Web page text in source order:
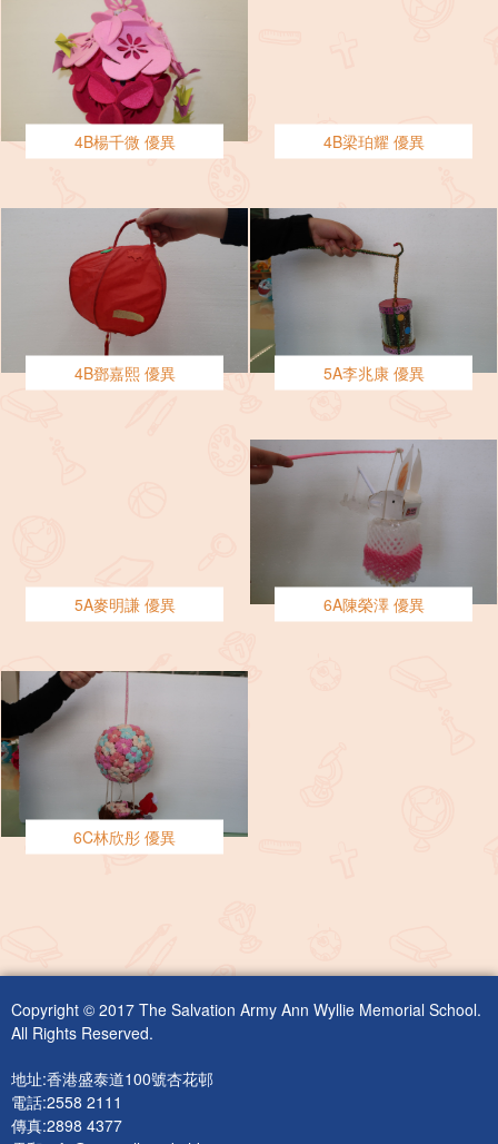
4B楊千微 優異 4B梁珀耀 優異
4B鄧嘉熙 優異 5A李兆康 優異
5A麥明謙 優異 6A陳榮澤 優異
6C林欣彤 優異
Copyright © 2017 The Salvation Army Ann Wyllie Memorial School.
All Rights Reserved.
地址:香港盛泰道100號杏花邨
電話:2558 2111
傳真:2898 4377